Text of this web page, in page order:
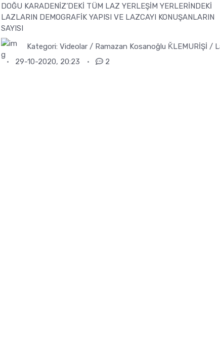
DOĞU KARADENİZ’DEKİ TÜM LAZ YERLEŞİM YERLERİNDEKİ
LAZLARIN DEMOGRAFİK YAPISI VE LAZCAYI KONUŞANLARIN
SAYISI
Kategori:Videolar / Ramazan Kosanoğlu ǨLEMURİŞİ /
29-10-2020, 20:23
2